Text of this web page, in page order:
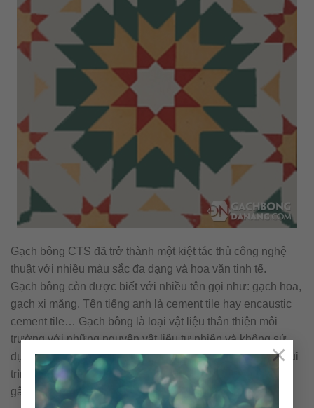
×
Gạch bông CTS đã trở thành một kiệt tác thủ công nghệ
thuật với nhiều màu sắc đa dạng và hoa văn tinh tế.
Gạch bông còn được biết với nhiều tên gọi như: gạch hoa,
gạch xi măng. Tên tiếng anh là cement tile hay encaustic
cement tile… Gạch bông là loại vật liệu thân thiện môi
trường với những nguyên vật liệu tự nhiên và không sử
dụng nhiên liệu đốt trong quá trình sản xuất. Cấu tạo & qui
trình nên viên gạch bông được sản xuất thủ công không
gây ra ô nhiễm môi trường.